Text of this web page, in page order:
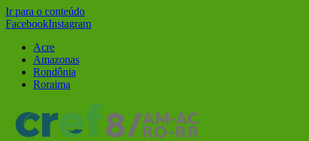
Ir para o conteúdo
FacebookInstagram
Acre
Amazonas
Rondônia
Roraima